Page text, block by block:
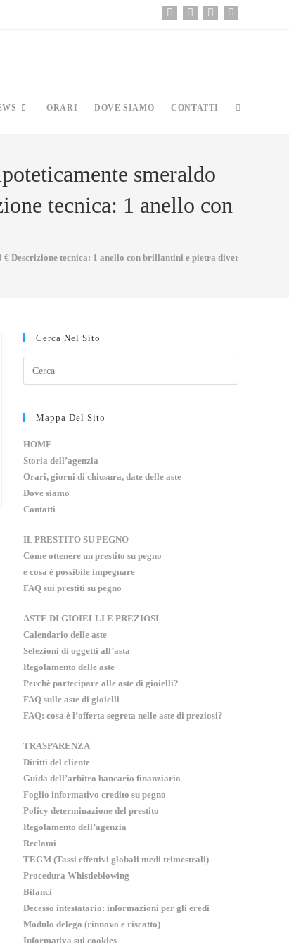
ORARI DOVE SIAMO CONTATTI
smeraldo
tecnica: 1 anello con
Descrizione tecnica: 1 anello con brillantini e pietra diversa (oro
Cerca Nel Sito
Mappa Del Sito
HOME
Storia dell’agenzia
Orari, giorni di chiusura, date delle aste
Dove siamo
Contatti
IL PRESTITO SU PEGNO
Come ottenere un prestito su pegno
e cosa è possibile impegnare
FAQ sui prestiti su pegno
ASTE DI GIOIELLI E PREZIOSI
Calendario delle aste
Selezioni di oggetti all’asta
Regolamento delle aste
Perchè partecipare alle aste di gioielli?
FAQ sulle aste di gioielli
FAQ: cosa è l’offerta segreta nelle aste di preziosi?
TRASPARENZA
Diritti del cliente
Guida dell’arbitro bancario finanziario
Foglio informativo credito su pegno
Policy determinazione del prestito
Regolamento dell’agenzia
Reclami
TEGM (Tassi effettivi globali medi trimestrali)
Procedura Whistleblowing
Bilanci
Decesso intestatario: informazioni per gli eredi
Modulo delega (rinnovo e riscatto)
Informativa sui cookies